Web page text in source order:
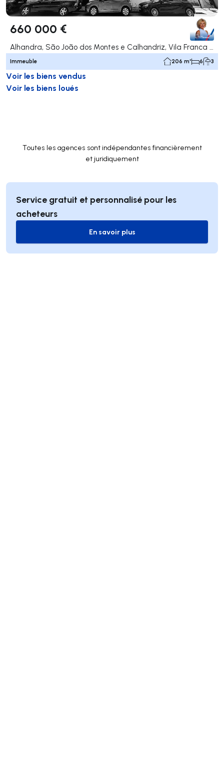
660 000 €
Immeuble 206 m² 6 3
Voir les biens vendus
Voir les biens loués
Toutes les agences sont indépendantes financièrement
et juridiquement
Service gratuit et personnalisé pour les
acheteurs
En savoir plus
En savoir plus